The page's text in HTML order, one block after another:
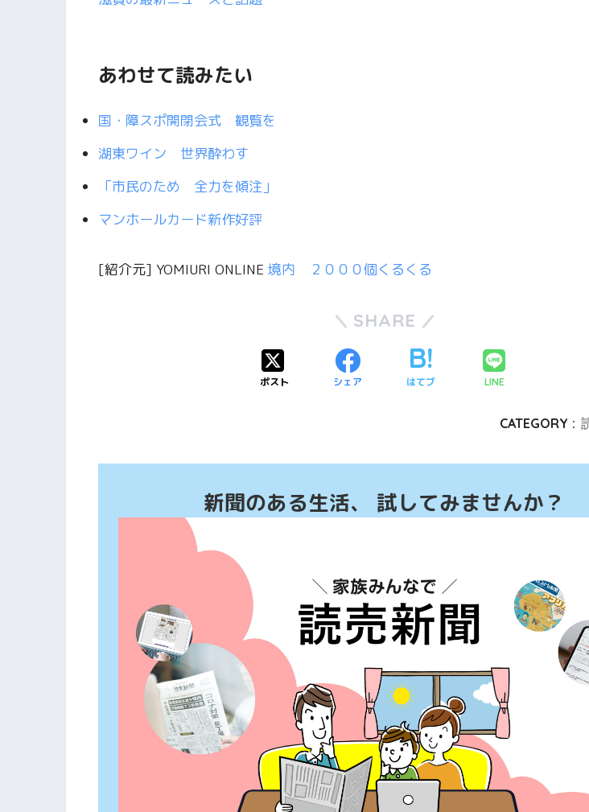
あわせて読みたい
国・障スポ開閉会式 観覧を
湖東ワイン 世界酔わす
「市民のため 全力を傾注」
マンホールカード新作好評
[紹介元] YOMIURI ONLINE 境内 ２０００個くるくる
SHARE
ポスト シェア はてブ LINE
CATEGORY :
新聞のある生活、 試してみませんか？